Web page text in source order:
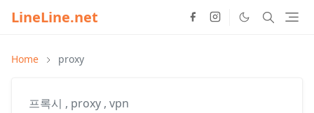
LineLine.net
Home proxy
프록시 , proxy , vpn